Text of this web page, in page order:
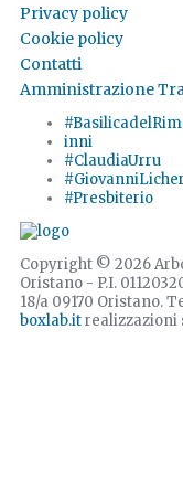
Privacy policy
Cookie policy
Contatti
Amministrazione
inni
#ClaudiaUrru
#Presbiterio
Copyright © 2026
Oristano - P.I.
18/a 09170 Oristano.
boxlab.itrealizzazioni